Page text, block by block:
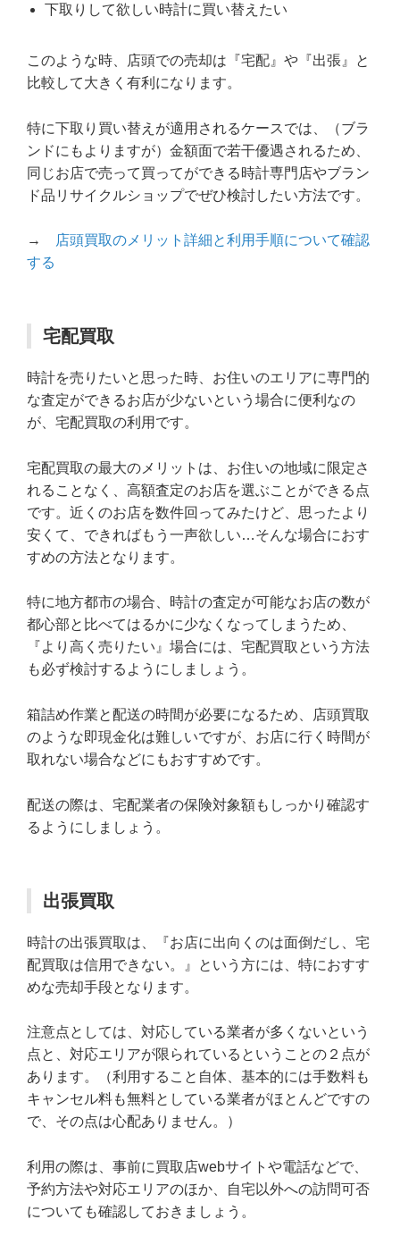
下取りして欲しい時計に買い替えたい
このような時、店頭での売却は『宅配』や『出張』と
比較して大きく有利になります。
特に下取り買い替えが適用されるケースでは、（ブラ
ンドにもよりますが）金額面で若干優遇されるため、
同じお店で売って買ってができる時計専門店やブラン
ド品リサイクルショップでぜひ検討したい方法です。
→
店頭買取のメリット詳細と利用手順について確認
する
宅配買取
時計を売りたいと思った時、お住いのエリアに専門的
な査定ができるお店が少ないという場合に便利なの
が、宅配買取の利用です。
宅配買取の最大のメリットは、お住いの地域に限定さ
れることなく、高額査定のお店を選ぶことができる点
です。近くのお店を数件回ってみたけど、思ったより
安くて、できればもう一声欲しい…そんな場合におす
すめの方法となります。
特に地方都市の場合、時計の査定が可能なお店の数が
都心部と比べてはるかに少なくなってしまうため、
『より高く売りたい』場合には、宅配買取という方法
も必ず検討するようにしましょう。
箱詰め作業と配送の時間が必要になるため、店頭買取
のような即現金化は難しいですが、お店に行く時間が
取れない場合などにもおすすめです。
配送の際は、宅配業者の保険対象額もしっかり確認す
るようにしましょう。
出張買取
時計の出張買取は、『お店に出向くのは面倒だし、宅
配買取は信用できない。』という方には、特におすす
めな売却手段となります。
注意点としては、対応している業者が多くないという
点と、対応エリアが限られているということの２点が
あります。（利用すること自体、基本的には手数料も
キャンセル料も無料としている業者がほとんどですの
で、その点は心配ありません。）
利用の際は、事前に買取店webサイトや電話などで、
予約方法や対応エリアのほか、自宅以外への訪問可否
についても確認しておきましょう。